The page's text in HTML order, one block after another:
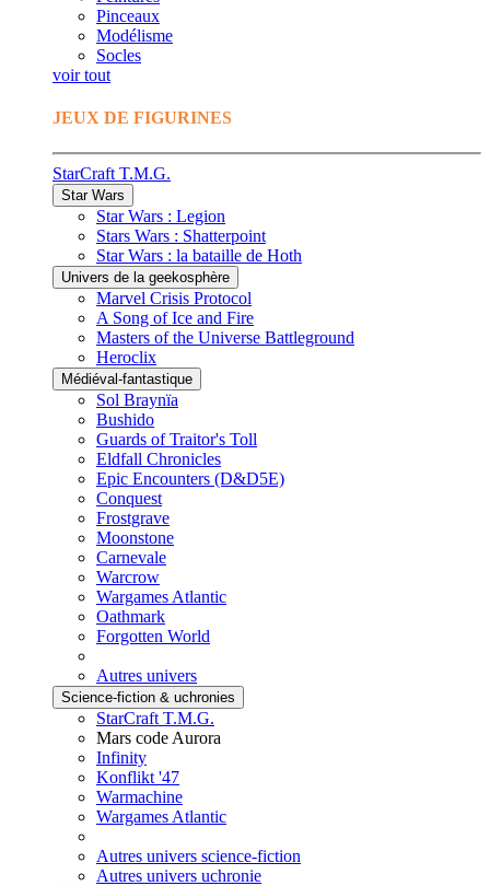
Pinceaux
Modélisme
Socles
voir tout
JEUX DE FIGURINES
StarCraft T.M.G.
Star Wars
Star Wars : Legion
Stars Wars : Shatterpoint
Star Wars : la bataille de Hoth
Univers de la geekosphère
Marvel Crisis Protocol
A Song of Ice and Fire
Masters of the Universe Battleground
Heroclix
Médiéval-fantastique
Sol Braynïa
Bushido
Guards of Traitor's Toll
Eldfall Chronicles
Epic Encounters (D&D5E)
Conquest
Frostgrave
Moonstone
Carnevale
Warcrow
Wargames Atlantic
Oathmark
Forgotten World
Autres univers
Science-fiction & uchronies
StarCraft T.M.G.
Mars code Aurora
Infinity
Konflikt '47
Warmachine
Wargames Atlantic
Autres univers science-fiction
Autres univers uchronie